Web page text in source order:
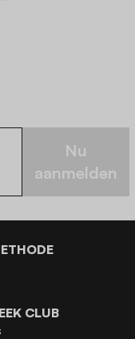
Nu
aanmelden
CLUB